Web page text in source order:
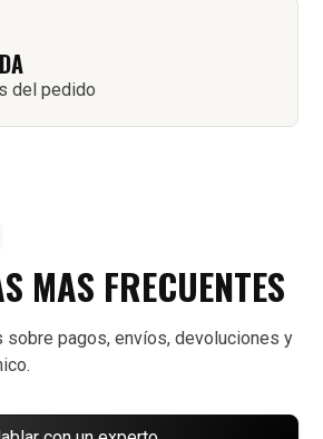
del pedido
MAS FRECUENTES
sobre pagos, envíos, devoluciones y